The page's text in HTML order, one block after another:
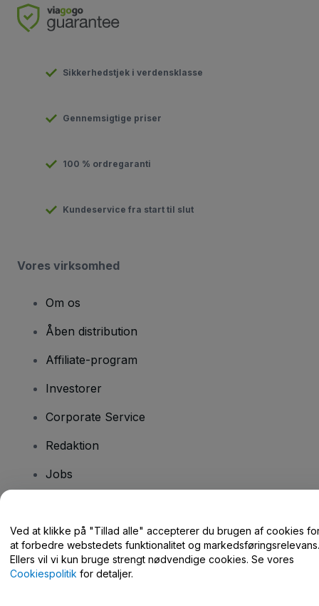
Sikkerhedstjek i verdensklasse
Gennemsigtige priser
100 % ordregaranti
Kundeservice fra start til slut
Vores virksomhed
Om os
Åben distribution
Affiliate-program
Investorer
Corporate Service
Redaktion
Jobs
Har du spørgsmål?
Hjælpecenter / Kontakt os
Ved at klikke på "Tillad alle" accepterer du brugen af cookies
at forbedre webstedets funktionalitet og markedsføringsrelevans.
Ellers vil vi kun bruge strengt nødvendige cookies. Se vores
Cookiespolitik for detaljer.